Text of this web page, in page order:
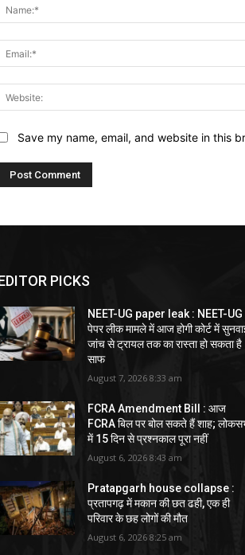
Save my name, email, and website in this
PICKS
NEET-UG paper leak : NEET-UG
पेपर लीक मामले में आज होगी कोर्ट में
जांच से ट्रायल तक का रास्ता हो सकता है
साफ
August 7, 2026 8:33 am
FCRA Amendment Bill : आज
FCRA बिल पर बोल सकते हैं शाह;
में 15 दिन से प्रश्नकाल पूरा नहीं
August 6, 2026 8:43 am
Pratapgarh house collapse :
प्रतापगढ़ में मकान की छत ढही, एक ही
परिवार के छह लोगों की मौत
August 6, 2026 8:25 am